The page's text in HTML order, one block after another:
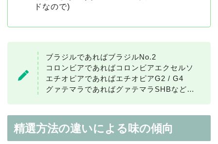
ドなので)
ブラジルであればブラジルNo.2
コロンビアであればコロンビアエクセルソ
エチオピアであればエチオピアG2 / G4
グァテマラであればグァテマラSHBなど…
精選⽅法の違いによる味の傾向